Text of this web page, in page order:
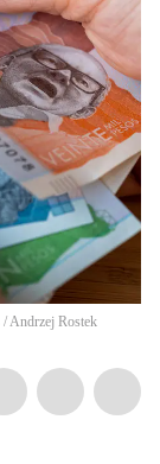
/Andrzej Rostek